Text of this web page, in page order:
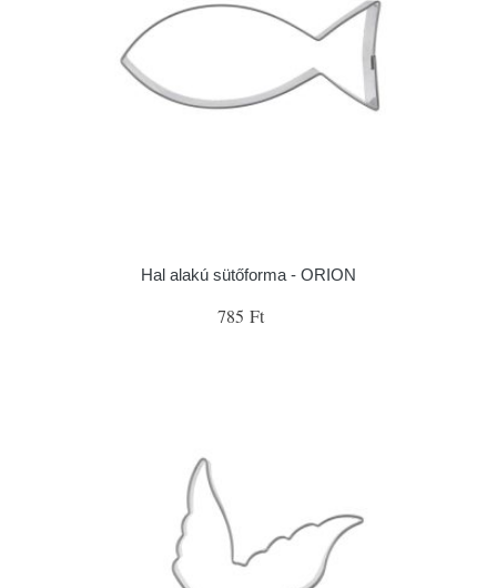
Hal alakú sütőforma - ORION
785 Ft